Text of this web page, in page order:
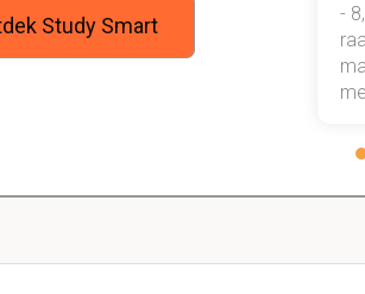
Study Smart
de knie, waarmee ik zeker
dat ik de rest van mijn studie
-